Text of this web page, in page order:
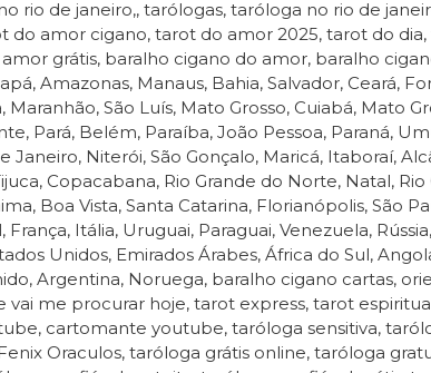
rio de janeiro,, tarólogas, taróloga no rio de
do amor cigano, tarot do amor 2025, tarot do
grátis, baralho cigano do amor, baralho
Amazonas, Manaus, Bahia, Salvador, Ceará,
Maranhão, São Luís, Mato Grosso, Cuiabá, Mato
Pará, Belém, Paraíba, João Pessoa, Paraná,
Janeiro, Niterói, São Gonçalo, Maricá, Itaboraí,
Copacabana, Rio Grande do Norte, Natal, Rio
Boa Vista, Santa Catarina, Florianópolis, São
Itália, Uruguai, Paraguai, Venezuela,
Unidos, Emirados Árabes, África do Sul,
Argentina, Noruega, baralho cigano cartas,
me procurar hoje, tarot express, tarot
cartomante youtube, taróloga sensitiva,
Oraculos, taróloga grátis online, taróloga